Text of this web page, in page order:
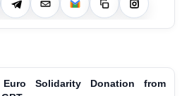
Solidarity Donation from